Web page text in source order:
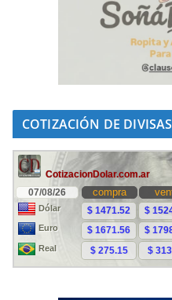
COTIZACIÓN DE DIVISAS